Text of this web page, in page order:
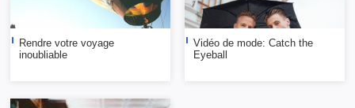
Rendre votre voyage
inoubliable
Vidéo de mode: Catch the
Eyeball